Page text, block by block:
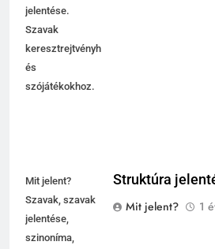
jelentése.
Szavak
keresztrejtvényhez
és
szójátékokhoz.
Mit jelent?
Szavak, szavak
jelentése,
szinoníma,
Struktúra
Mit jelent?
1